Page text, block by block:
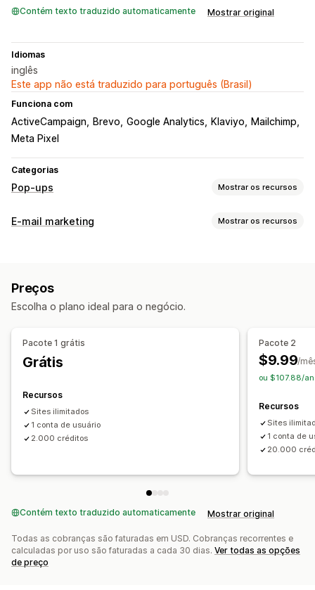
Contém texto traduzido automaticamente Mostrar original
Idiomas
inglês
Este app não está traduzido para português (Brasil)
Funciona com
ActiveCampaign Brevo Google Analytics Klaviyo
Mailchimp
Meta Pixel
Categorias
Pop-ups Mostrar os recursos
Tipos de pop-ups
Pop-ups personalizados
Ferramenta de edição
Campanhas
Análises
E-mail marketing Mostrar os recursos
Promoções
Acionadores e regras
Preços
Escolha o plano ideal para o negócio.
Pacote 1 grátis
Grátis
Recursos
Sites ilimitados
1 conta de usuário
2.000 créditos
Pacote 2
$9.99/
ou $107.88/
Recursos
Sites
1 conta de
20.000
Contém texto traduzido automaticamente Mostrar original
Todas as cobranças são faturadas em USD. Cobranças recorrentes e
calculadas por uso são faturadas a cada 30 dias. Ver todas as opções
de preço